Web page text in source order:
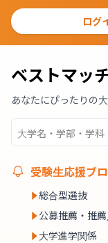
ログ
ベストマッ
あなたにぴったりの
受験生応援ブ
総合型選抜
公募推薦・推
大学進学関係